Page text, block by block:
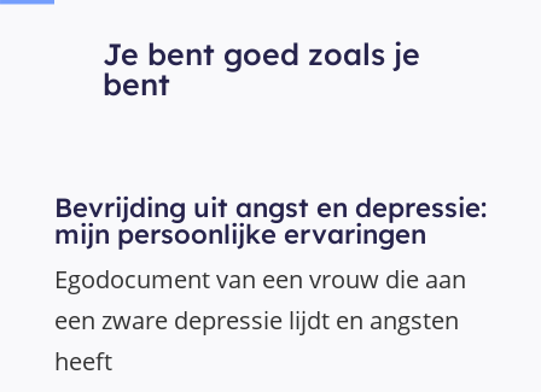
Je bent goed zoals je
bent
Bevrijding uit angst en depressie:
mijn persoonlijke ervaringen
Egodocument van een vrouw die aan
een zware depressie lijdt en angsten
heeft